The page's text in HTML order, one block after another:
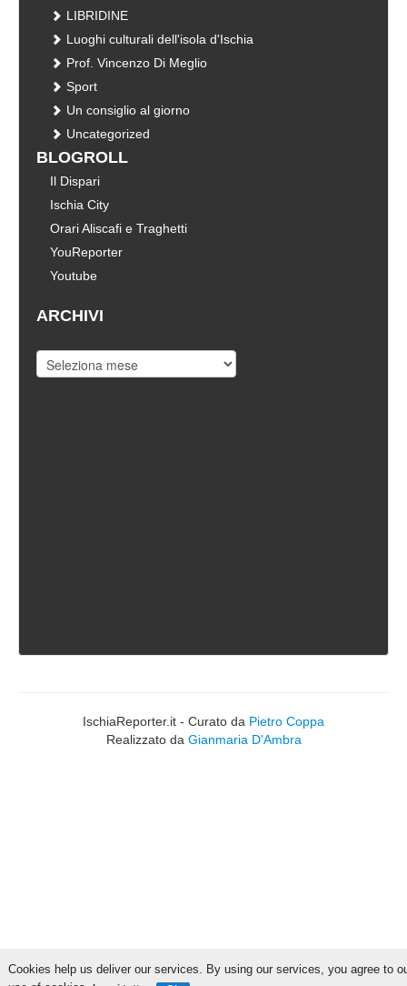
LIBRIDINE
Luoghi culturali dell'isola d'Ischia
Prof. Vincenzo Di Meglio
Sport
Un consiglio al giorno
Uncategorized
BLOGROLL
Il Dispari
Ischia City
Orari Aliscafi e Traghetti
YouReporter
Youtube
ARCHIVI
IschiaReporter.it - Curato da Pietro Coppa
Realizzato da Gianmaria D'Ambra
Cookies help us deliver our services. By using our services, you agree to